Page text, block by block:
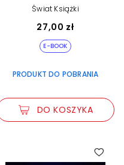
Świat Książki
27,00 zł
E-BOOK
PRODUKT DO POBRANIA
DO KOSZYKA